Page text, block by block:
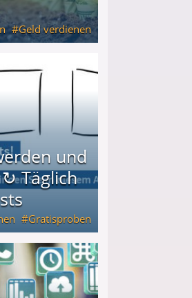
Geld verdienen
und
Täglich
Gratisproben